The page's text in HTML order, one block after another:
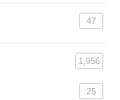
47
1,956
25